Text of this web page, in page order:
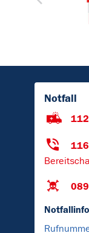
Notfall
112